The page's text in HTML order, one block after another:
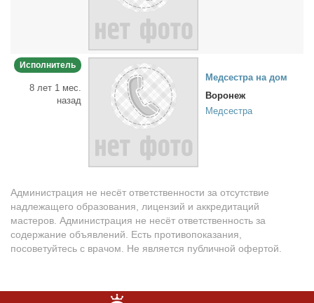
Исполнитель
8 лет 1 мес.
назад
Мед­сест­ра на дом
Воронеж
Медсестра
Администрация не несёт ответственности за отсутствие
надлежащего образования, лицензий и аккредитаций
мастеров. Администрация не несёт ответственность за
содержание объявлений. Есть противопоказания,
посоветуйтесь с врачом. Не является публичной офертой.